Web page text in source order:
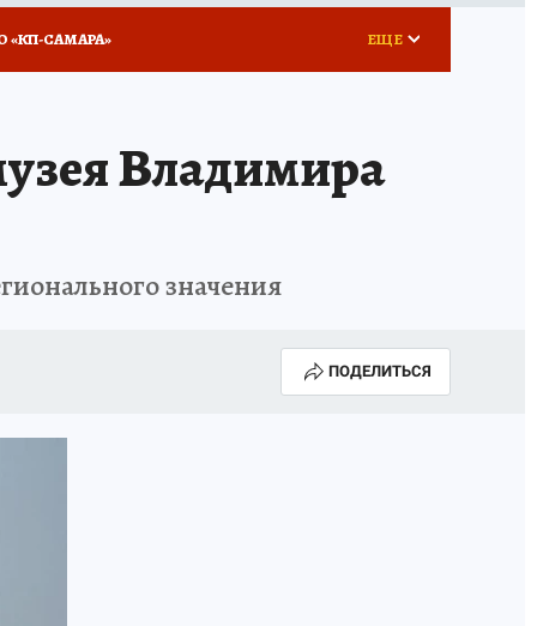
«КП-САМАРА»
ДЕНЬ ПОБЕДЫ В САМАРЕ 2025
ЕЩЕ
Владимира
значения
ПОДЕЛИТЬСЯ